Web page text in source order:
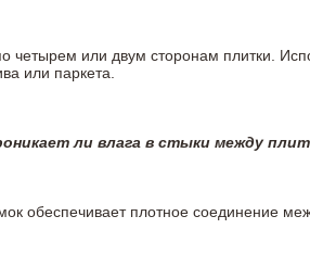
четырем или двум сторонам плитки.
или паркета.
ли влага в стыки между
обеспечивает плотное соединение